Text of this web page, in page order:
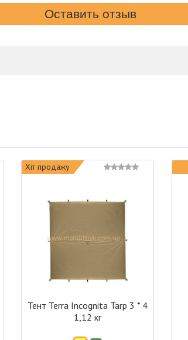
Хіт продажу
Тент Terra Incognita Tarp 3 * 4
1,12 кг